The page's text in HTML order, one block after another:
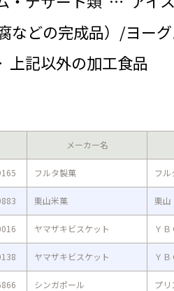
などの完成品）/ヨー
記以外の加工食品
メーカー名
フルタ製菓 フ
栗山米菓 栗
ヤマザキビスケット Ｙ
ヤマザキビスケット Ｙ
シンガポール プ